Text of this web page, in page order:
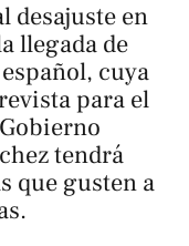
desajuste en
llegada de
cuya
para el
tendrá
que gusten a